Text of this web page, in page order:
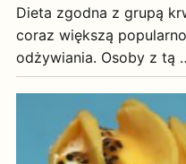
Dieta zgodna z grupą
coraz większą
odżywiania. Osoby z tą